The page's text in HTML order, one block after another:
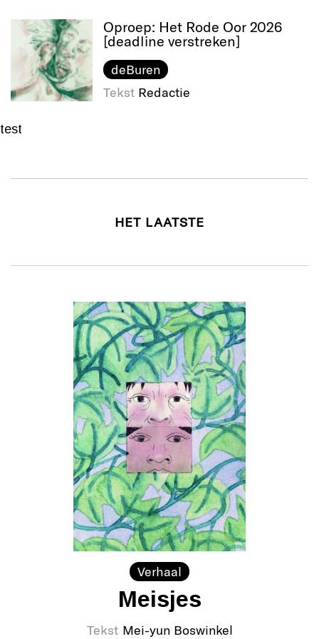
Oproep: Het Rode Oor 2026
[deadline verstreken]
deBuren
Tekst Redactie
test
HET LAATSTE
Verhaal
Meisjes
Tekst Mei-yun Boswinkel